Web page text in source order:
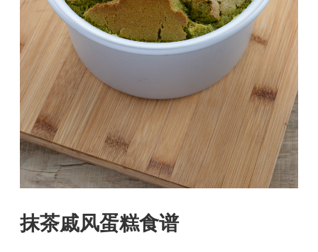
抹茶戚风蛋糕食谱